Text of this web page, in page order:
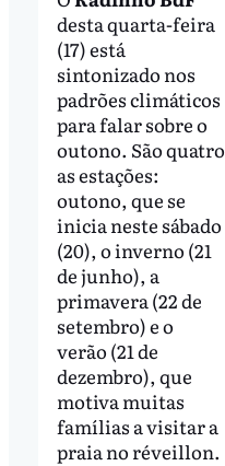
desta quarta-feira
(17) está
sintonizado nos
padrões climáticos
para falar sobre o
outono. São quatro
as estações:
outono, que se
inicia neste sábado
(20), o inverno (21
de junho), a
primavera (22 de
setembro) e o
verão (21 de
dezembro), que
motiva muitas
famílias a visitar a
praia no réveillon.